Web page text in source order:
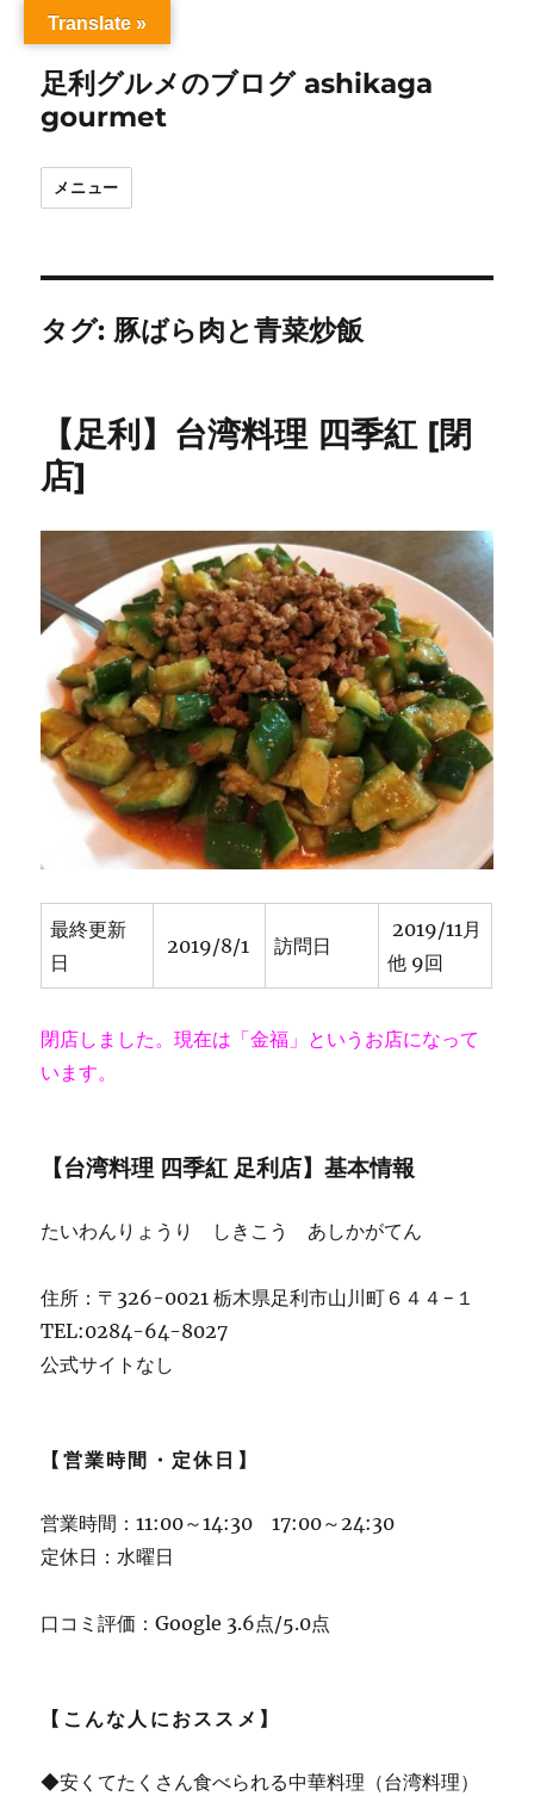
足利グルメのブログ ashikaga
gourmet
メニュー
タグ: 豚ばら肉と青菜炒飯
【足利】台湾料理 四季紅 [閉
店]
最終更新
日
2019/8/1 訪問日
2019/11月
他 9回
閉店しました。現在は「金福」というお店になって
います。
【台湾料理 四季紅 足利店】基本情報
たいわんりょうり しきこう あしかがてん
住所：〒326-0021 栃木県足利市山川町６４４−１
TEL:0284-64-8027
公式サイトなし
【営業時間・定休日】
営業時間：11:00～14:30 17:00～24:30
定休日：水曜日
口コミ評価：Google 3.6点/5.0点
【こんな人におススメ】
◆安くてたくさん食べられる中華料理（台湾料理）
Translate »